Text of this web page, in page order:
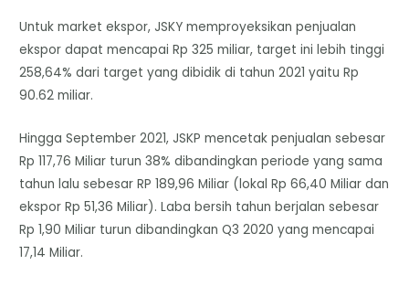
Untuk market ekspor, JSKY memproyeksikan penjualan
ekspor dapat mencapai Rp 325 miliar, target ini lebih tinggi
258,64% dari target yang dibidik di tahun 2021 yaitu Rp
90.62 miliar.
Hingga September 2021, JSKP mencetak penjualan sebesar
Rp 117,76 Miliar turun 38% dibandingkan periode yang sama
tahun lalu sebesar RP 189,96 Miliar (lokal Rp 66,40 Miliar dan
ekspor Rp 51,36 Miliar). Laba bersih tahun berjalan sebesar
Rp 1,90 Miliar turun dibandingkan Q3 2020 yang mencapai
17,14 Miliar.